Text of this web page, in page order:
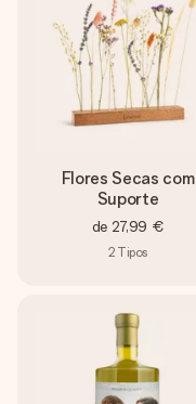
Flores Secas com
Suporte
de 27,99 €
2 Tipos